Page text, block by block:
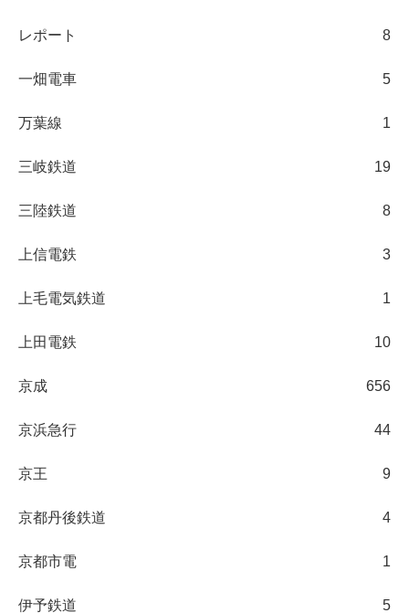
レポート 8
一畑電車 5
万葉線 1
三岐鉄道 19
三陸鉄道 8
上信電鉄 3
上毛電気鉄道 1
上田電鉄 10
京成 656
京浜急行 44
京王 9
京都丹後鉄道 4
京都市電 1
伊予鉄道 5